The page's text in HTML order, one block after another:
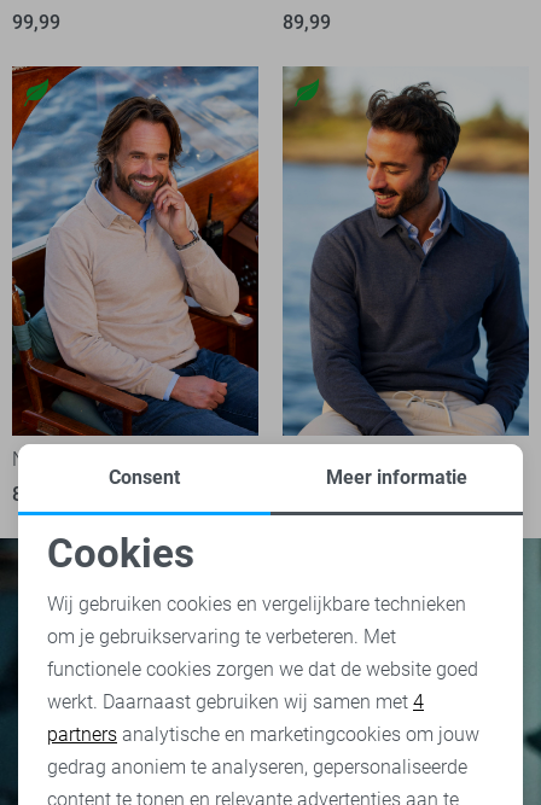
99,99
89,99
NZA Polo
89,99
Noodzakelijke cookies
Personalisatie cookies
Analytische cookies
Marketing cookies
Consent Meer informatie
Cookies
Wij gebruiken cookies en vergelijkbare technieken
om je gebruikservaring te verbeteren. Met
functionele cookies zorgen we dat de website goed
werkt. Daarnaast gebruiken wij samen met 4
partners analytische en marketingcookies om jouw
gedrag anoniem te analyseren, gepersonaliseerde
content te tonen en relevante advertenties aan te